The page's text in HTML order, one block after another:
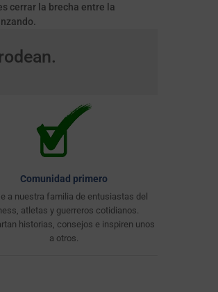
cerrar la brecha entre la
Comunidad primero
a nuestra familia de entusiastas del
atletas y guerreros cotidianos.
historias, consejos e inspiren unos
a otros.